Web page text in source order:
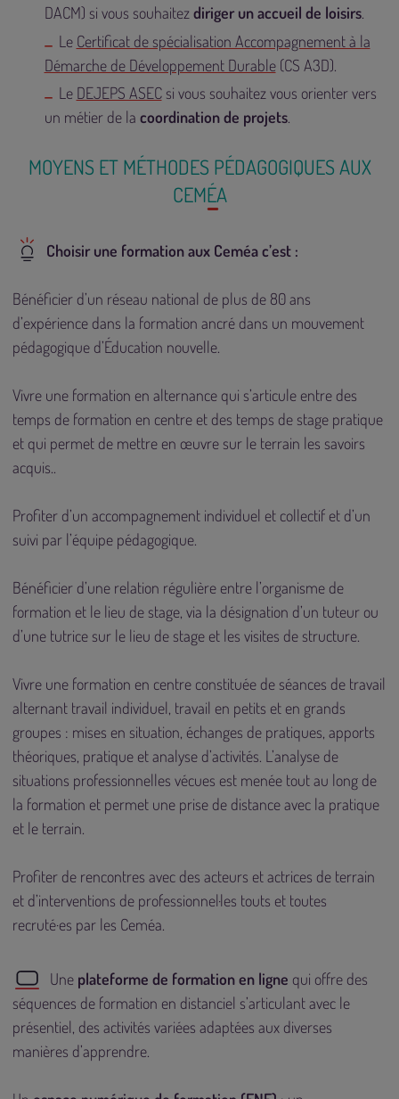
DACM) si vous souhaitez diriger un accueil de loisirs.
Le Certificat de spécialisation Accompagnement à la
Démarche de Développement Durable(CS A3D).
Le DEJEPS ASECsi vous souhaitez vous orienter vers
un métier de la coordination de projets.
MOYENS ET MÉTHODES PÉDAGOGIQUES AUX
CEMÉA
Choisir une formation aux Ceméa c’est :
Bénéficier d’un réseau national de plus de 80 ans
d’expérience dans la formation ancré dans un mouvement
pédagogique d’Éducation nouvelle.
Vivre une formation en alternance qui s’articule entre des
temps de formation en centre et des temps de stage pratique
et qui permet de mettre en œuvre sur le terrain les savoirs
acquis..
Profiter d’un accompagnement individuel et collectif et d’un
suivi par l’équipe pédagogique.
Bénéficier d’une relation régulière entre l’organisme de
formation et le lieu de stage, via la désignation d’un tuteur ou
d’une tutrice sur le lieu de stage et les visites de structure.
Vivre une formation en centre constituée de séances de travail
alternant travail individuel, travail en petits et en grands
groupes : mises en situation, échanges de pratiques, apports
théoriques, pratique et analyse d’activités. L’analyse de
situations professionnelles vécues est menée tout au long de
la formation et permet une prise de distance avec la pratique
et le terrain.
Profiter de rencontres avec des acteurs et actrices de terrain
et d’interventions de professionnel·les touts et toutes
recruté·es par les Ceméa.
Uneplateforme de formation en ligne qui offre des
séquences de formation en distanciel s’articulant avec le
présentiel, des activités variées adaptées aux diverses
manières d’apprendre.